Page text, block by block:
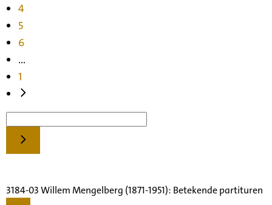
4
5
6
...
1
3184-03 Willem Mengelberg (1871-1951): Betekende partituren